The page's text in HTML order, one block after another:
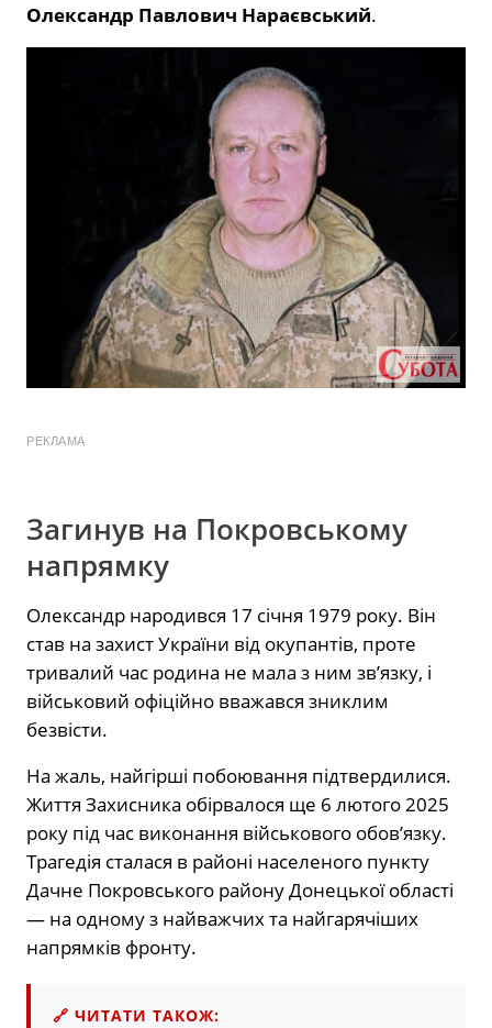
Олександр Павлович Нараєвський.
РЕКЛАМА
Загинув на Покровському
напрямку
Олександр народився 17 січня 1979 року. Він
став на захист України від окупантів, проте
тривалий час родина не мала з ним зв’язку, і
військовий офіційно вважався зниклим
безвісти.
На жаль, найгірші побоювання підтвердилися.
Життя Захисника обірвалося ще 6 лютого 2025
року під час виконання військового обов’язку.
Трагедія сталася в районі населеного пункту
Дачне Покровського району Донецької області
— на одному з найважчих та найгарячіших
напрямків фронту.
🔗 ЧИТАТИ ТАКОЖ: